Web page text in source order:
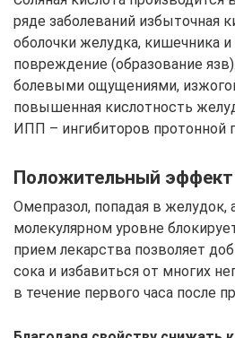
ряде заболеваний избыточная
оболочки желудка, кишечника
повреждение (образование
болевыми ощущениями,
повышенная кислотность
ИПП – ингибиторов протонной
Положительный эффект
Омепразол, попадая в желудок,
молекулярном уровне
прием лекарства позволяет
сока и избавиться от многих
в течение первого часа после